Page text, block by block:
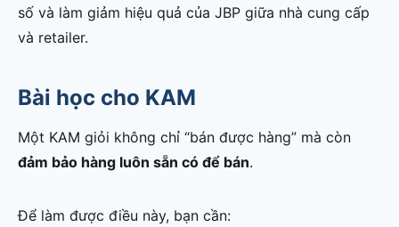
số và làm giảm hiệu quả của JBP giữa nhà cung cấp
và retailer.
Bài học cho KAM
Một KAM giỏi không chỉ “bán được hàng” mà còn
đảm bảo hàng luôn sẵn có để bán.
Để làm được điều này, bạn cần: